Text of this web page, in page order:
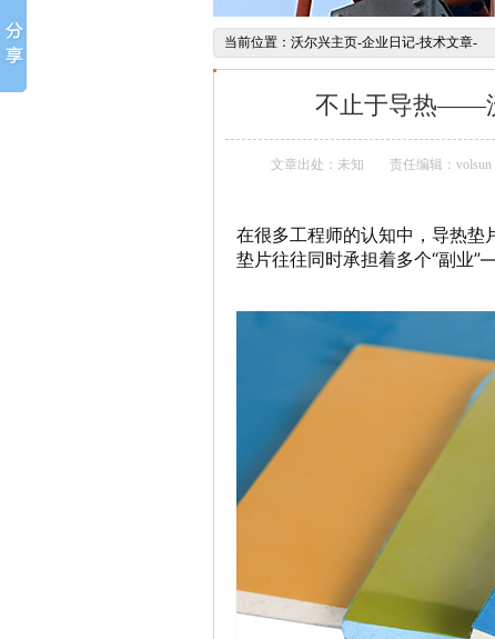
当前位置： 沃尔兴主页-企业日记-技术文章-
不止于导热——
文章出处：未知 责任编辑：volsun
在很多工程师的认知中，导热垫
垫片往往同时承担着多个“副业